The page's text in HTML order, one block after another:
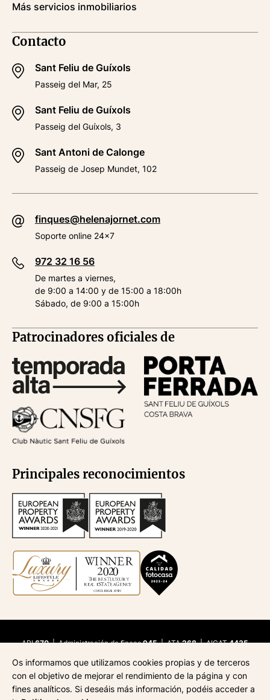
Contacto
Sant Feliu de Guíxols
Passeig del Mar, 25
Sant Feliu de Guíxols
Passeig del Guíxols, 3
Sant Antoni de Calonge
Passeig de Josep Mundet, 102
finques@helenajornet.com
Soporte online 24x7
972 32 16 56
De martes a viernes,
de 9:00 a 14:00 y de 15:00 a 18:00h
Sábado, de 9:00 a 15:00h
Más servicios inmobiliarios
Patrocinadores oficiales de
Principales reconocimientos
API670| Administración de fincas945| ATA268| AICAT4435
Aviso legal
Política de privacidad
Política de cookies
Os informamos que utilizamos cookies propias y de terceros
con el objetivo de mejorar el rendimiento de la página y con
fines analíticos. Si deseáis más información, podéis acceder a